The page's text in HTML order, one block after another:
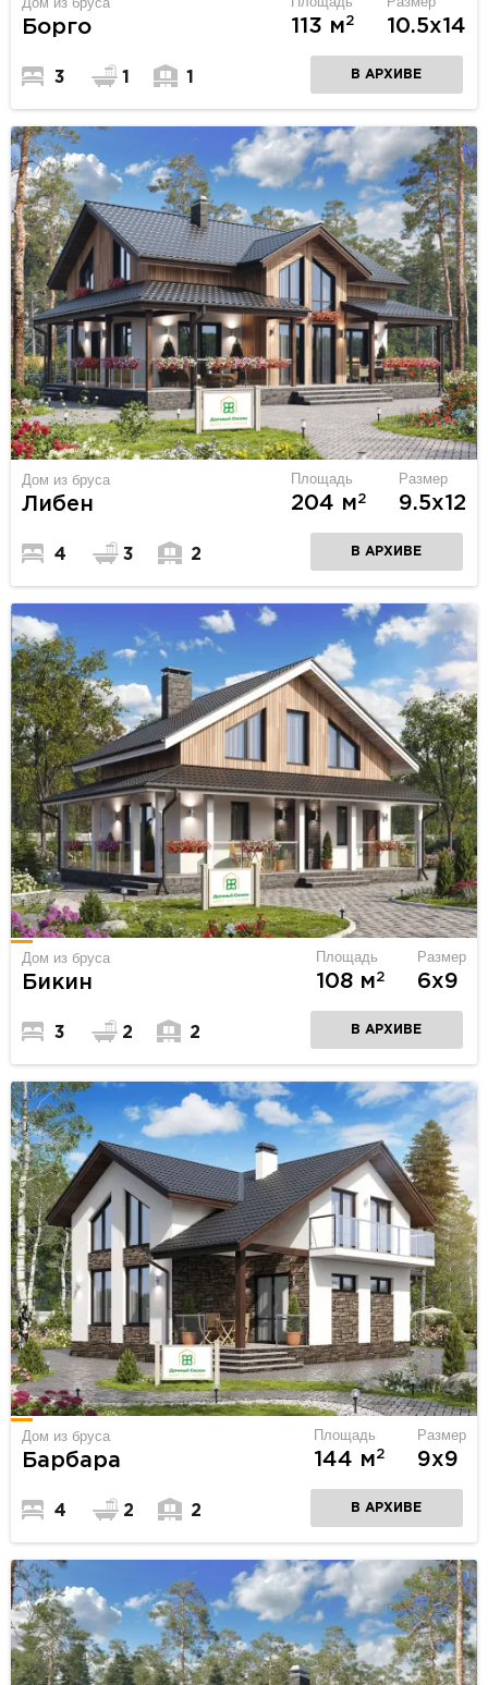
Борго 113 м2 10.5х14
3 1 1 В АРХИВЕ
Дом из бруса
Либен
Площадь
204 м2
Размер
9.5х12
4 3 2 В АРХИВЕ
Дом из бруса
Бикин
Площадь
108 м2
Размер
6х9
3 2 2 В АРХИВЕ
Дом из бруса
Барбара
Площадь
144 м2
Размер
9х9
4 2 2 В АРХИВЕ